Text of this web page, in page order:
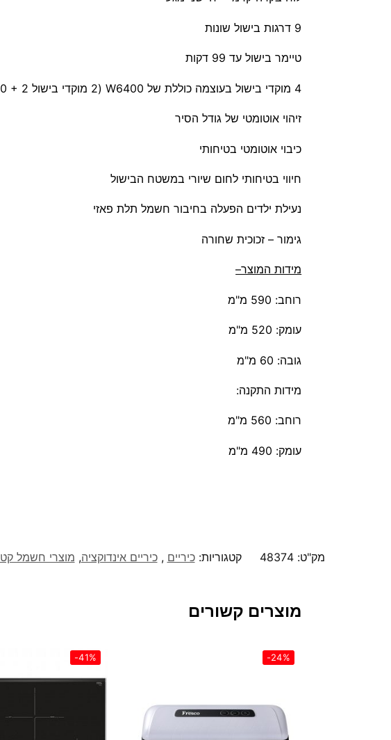
9 דרגות בישול שונות
טיימר בישול עד 99 דקות
4 מוקדי בישול בעוצמה כוללת של W6400 (2 מוקדי בישול W1800 + 2 מוקדי בישול W1400)
זיהוי אוטומטי של גודל הסיר
כיבוי אוטומטי בטיחותי
חיווי בטיחותי לחום שיורי במשטח הבישול
נעילת ילדים הפעלה בחיבור חשמל תלת פאזי
גימור – זכוכית שחורה
מידות המוצר–
רוחב: 590 מ"מ
עומק: 520 מ"מ
גובה: 60 מ"מ
מידות התקנה:
רוחב: 560 מ"מ
עומק: 490 מ"מ
מק"ט:48374 קטגוריות:כיריים ,כיריים אינדוקציה, מוצרי חשמל
מוצרים קשורים
-24%
-41%